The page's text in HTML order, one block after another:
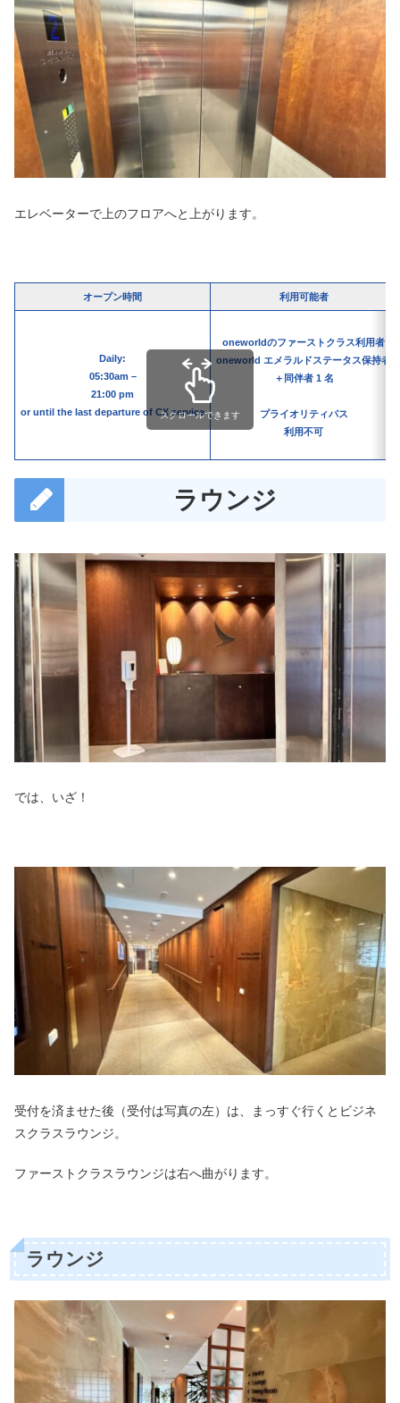
エレベーターで上のフロアへと上がります。
オープン時間 利用可能者
Daily:
05:30am –
21:00 pm
or until the last departure of CX service
oneworldのファーストクラス利用者
oneworld エメラルドステータス保持者
＋同伴者 1 名
プライオリティパス
利用不可
スクロールできます
ラウンジ
では、いざ！
受付を済ませた後（受付は写真の左）は、まっすぐ行くとビジネ
スクラスラウンジ。
ファーストクラスラウンジは右へ曲がります。
ラウンジ